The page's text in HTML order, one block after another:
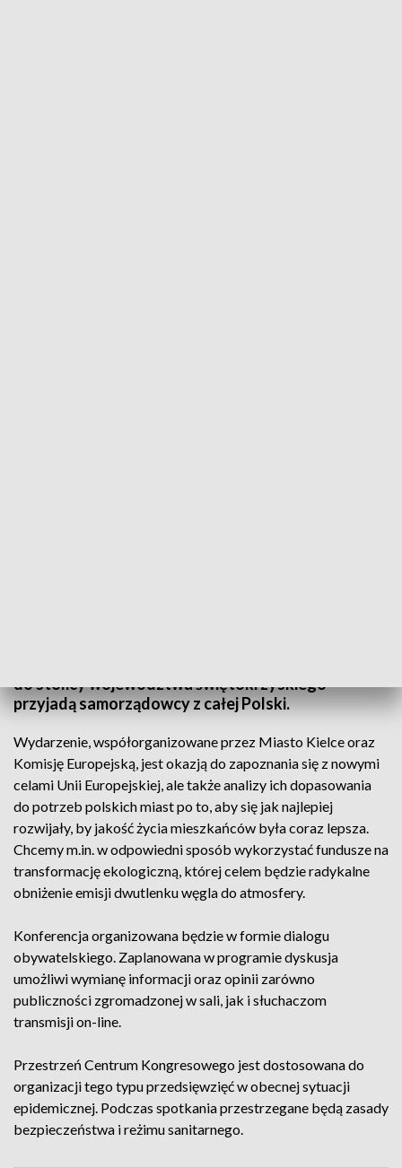
do stolicy województwa świętokrzyskiego
przyjadą samorządowcy z całej Polski.
Wydarzenie, współorganizowane przez Miasto Kielce oraz
Komisję Europejską, jest okazją do zapoznania się z nowymi
celami Unii Europejskiej, ale także analizy ich dopasowania
do potrzeb polskich miast po to, aby się jak najlepiej
rozwijały, by jakość życia mieszkańców była coraz lepsza.
Chcemy m.in. w odpowiedni sposób wykorzystać fundusze na
transformację ekologiczną, której celem będzie radykalne
obniżenie emisji dwutlenku węgla do atmosfery.
Konferencja organizowana będzie w formie dialogu
obywatelskiego. Zaplanowana w programie dyskusja
umożliwi wymianę informacji oraz opinii zarówno
publiczności zgromadzonej w sali, jak i słuchaczom
transmisji on-line.
Przestrzeń Centrum Kongresowego jest dostosowana do
organizacji tego typu przedsięwzięć w obecnej sytuacji
epidemicznej. Podczas spotkania przestrzegane będą zasady
bezpieczeństwa i reżimu sanitarnego.